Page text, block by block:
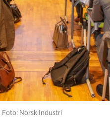
Norsk Industri